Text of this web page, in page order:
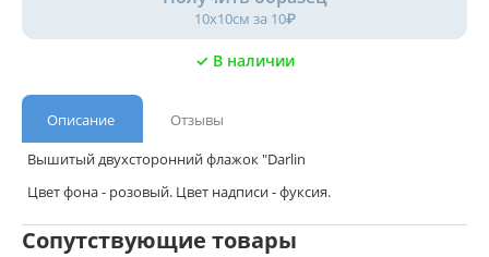
10х10см за 10₽
✓ В наличии
Описание
Отзывы
Вышитый двухсторонний флажок "Darlin
Цвет фона - розовый. Цвет надписи - фуксия.
Сопутствующие товары